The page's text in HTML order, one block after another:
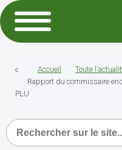
Accueil Toute
Rapport du commissaire
PLU
Recherche